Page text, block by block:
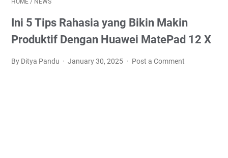
HOME / NEWS
Ini 5 Tips Rahasia yang Bikin Makin
Produktif Dengan Huawei MatePad 12 X
By Ditya Pandu January 30, 2025 Post a Comment